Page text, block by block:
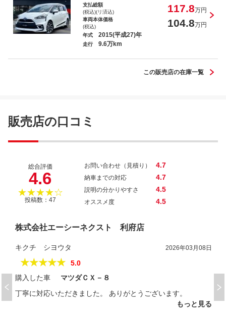
ＣＸ－８ ＸＤ Ｌパッケージ
支払総額
(税込)(リ済込)
117.8万円
車両本体価格
(税込)
104.8万円
年式 2015(平成27)年
走行 9.6万km
この販売店の在庫一覧
販売店の口コミ
総合評価
4.6
★★★★☆
投稿数：47
お問い合わせ（見積り） 4.7
納車までの対応 4.7
説明の分かりやすさ 4.5
オススメ度 4.5
株式会社エーシーネクスト 利府店
キクチ シヨウタ 2026年03月08日
★★★★★
5.0
購入した車
マツダＣＸ－８
丁寧に対応いただきました。 ありがとうございます。
もっと見る